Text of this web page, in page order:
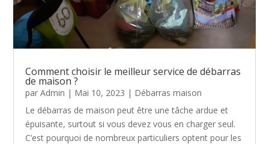
Comment choisir le meilleur service de débarras
de maison ?
parAdmin | Mai 10, 2023 | Débarras maison
Le débarras de maison peut être une tâche ardue et
épuisante, surtout si vous devez vous en charger seul.
C’est pourquoi de nombreux particuliers optent pour les